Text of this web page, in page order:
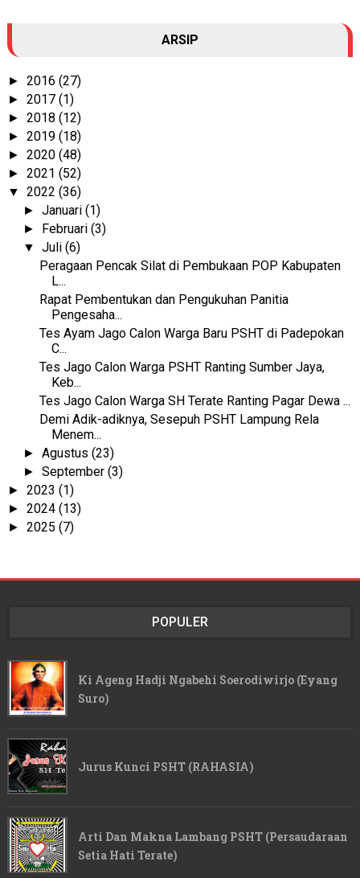
ARSIP
► 2016 (27)
► 2017 (1)
► 2018 (12)
► 2019 (18)
► 2020 (48)
► 2021 (52)
▼ 2022 (36)
►Januari(1)
► Februari(3)
▼Juli(6)
Peragaan Pencak Silat di Pembukaan POP Kabupaten
L...
Rapat Pembentukan dan Pengukuhan Panitia
Pengesaha...
Tes Ayam Jago Calon Warga Baru PSHT di Padepokan
C...
Tes Jago Calon Warga PSHT Ranting Sumber Jaya,
Keb...
Tes Jago Calon Warga SH Terate Ranting Pagar Dewa ...
Demi Adik-adiknya, Sesepuh PSHT Lampung Rela
Menem...
►Agustus(23)
►September(3)
► 2023 (1)
► 2024 (13)
► 2025 (7)
POPULER
Ki Ageng Hadji Ngabehi Soerodiwirjo (Eyang
Suro)
Jurus Kunci PSHT (RAHASIA)
Arti Dan Makna Lambang PSHT (Persaudaraan
Setia Hati Terate)